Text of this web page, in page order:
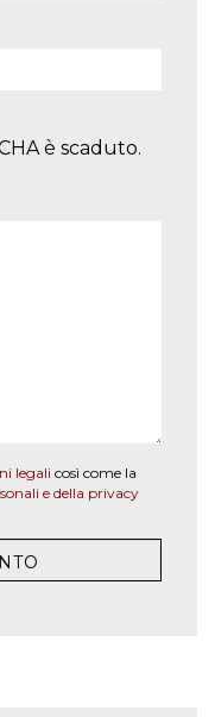
è scaduto.
legali così come la
e della privacy